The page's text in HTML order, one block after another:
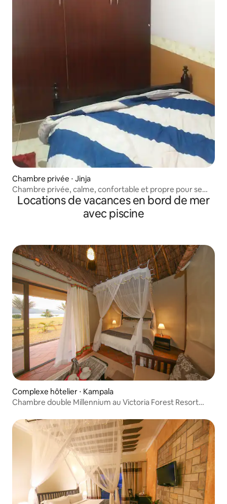
Chambre privée ⋅ Jinja
Chambre privée, calme, confortable et propre pour se
reposer
Locations de vacances en bord de mer
avec piscine
Complexe hôtelier ⋅ Kampala
Chambre double Millennium au Victoria Forest Resort